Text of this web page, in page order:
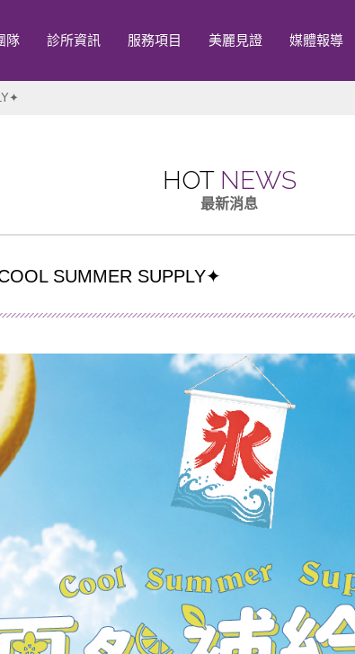
隊 診所資訊 服務項目 美麗見證 媒體報導
HOT NEWS
最新消息
SUMMER SUPPLY✦